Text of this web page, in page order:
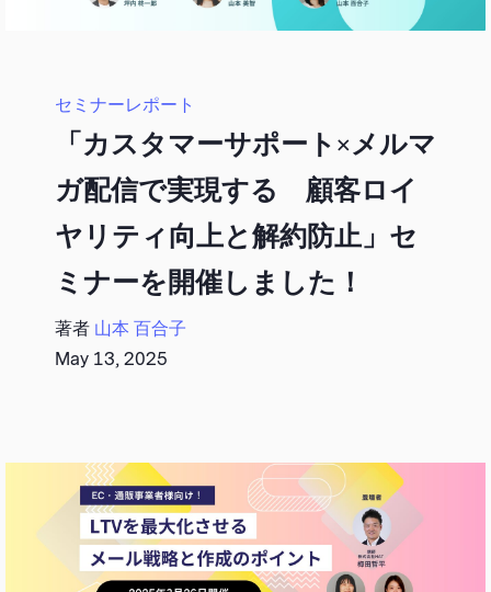
セミナーレポート
「カスタマーサポート×メルマ
ガ配信で実現する 顧客ロイ
ヤリティ向上と解約防止」セ
ミナーを開催しました！
著者 山本 百合子
May 13, 2025